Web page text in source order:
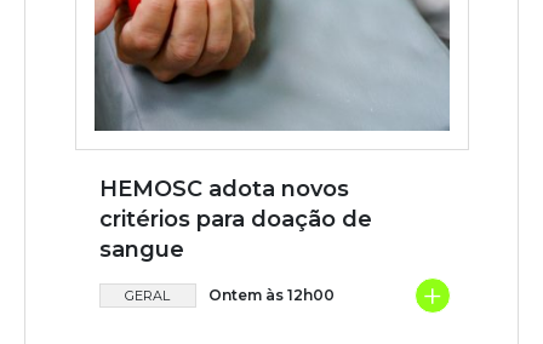
HEMOSC adota novos
critérios para doação de
sangue
GERAL Ontem às 12h00 +